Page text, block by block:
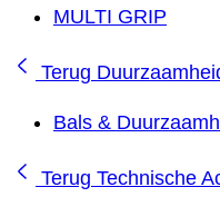
MULTI GRIP
Terug
Bals &
Terug Technische